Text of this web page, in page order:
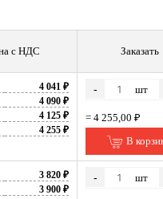
с НДС Заказать
4 041 ₽
4 090 ₽
4 125 ₽
4 255 ₽
- шт
= 4 255,00 ₽
В
3 820 ₽
3 900 ₽
- шт